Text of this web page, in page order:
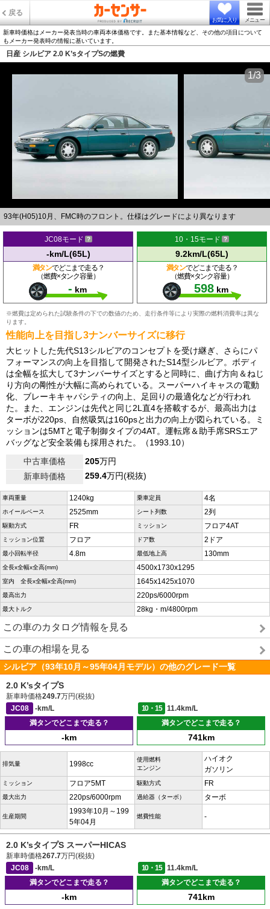
戻る
お気に入り メニュー
新車時価格はメーカー発表当時の車両本体価格です。また基本情報など、その他の項目について
もメーカー発表時の情報に基いています。
日産 シルビア 2.0 K’sタイプSの燃費
93年(H05)10月、FMC時のフロント。仕様はグレードにより異なります
1/3
JC08モード
-km/L(65L)
満タンでどこまで走る？
（燃費×タンク容量）
- km
10・15モード
9.2km/L(65L)
満タンでどこまで走る？
（燃費×タンク容量）
598 km
※燃費は定められた試験条件の下での数値のため、走行条件等により実際の燃料消費率は異な
ります。
性能向上を目指し3ナンバーサイズに移行
大ヒットした先代S13シルビアのコンセプトを受け継ぎ、さらにパ
フォーマンスの向上を目指して開発されたS14型シルビア。ボディ
は全幅を拡大して3ナンバーサイズとすると同時に、曲げ方向＆ねじ
り方向の剛性が大幅に高められている。スーパーハイキャスの電動
化、ブレーキキャパシティの向上、足回りの最適化などが行われ
た。また、エンジンは先代と同じ2L直4を搭載するが、最高出力は
ターボが220ps、自然吸気は160psと出力の向上が図られている。ミ
ッションは5MTと電子制御タイプの4AT。運転席＆助手席SRSエア
バッグなど安全装備も採用された。（1993.10）
中古車価格
205万円
新車時価格
259.4万円(税抜)
車両重量 1240kg 乗車定員 4名
ホイールベース 2525mm シート列数 2列
駆動方式 FR ミッション フロア4AT
ミッション位置 フロア ドア数 2ドア
最小回転半径 4.8m 最低地上高 130mm
全長x全幅x全高(mm) 4500x1730x1295
室内 全長x全幅x全高(mm) 1645x1425x1070
最高出力 220ps/6000rpm
最大トルク 28kg・m/4800rpm
この車のカタログ情報を見る
この車の相場を見る
シルビア（93年10月～95年04月モデル）の他のグレード一覧
2.0 K’sタイプS
新車時価格249.7万円(税抜)
JC08
-km/L 10・15
11.4km/L
満タンでどこまで走る？
-km
満タンでどこまで走る？
741km
排気量 1998cc
使用燃料
エンジン
ハイオク
ガソリン
ミッション フロア5MT 駆動方式 FR
最大出力 220ps/6000rpm 過給器（ターボ） ターボ
生産期間
1993年10月～199
5年04月
燃費性能 -
2.0 K’sタイプS スーパーHICAS
新車時価格267.7万円(税抜)
JC08
-km/L 10・15
11.4km/L
満タンでどこまで走る？
-km
満タンでどこまで走る？
741km